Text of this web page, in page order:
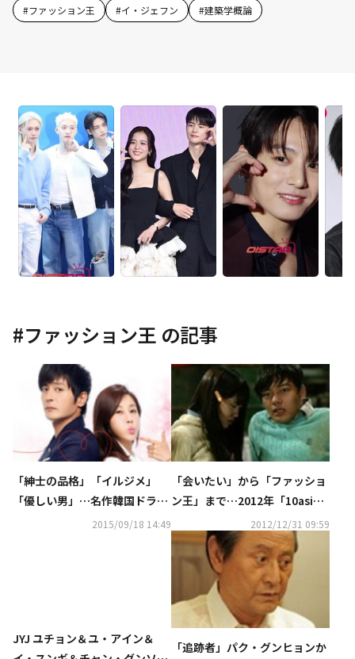
#ファッション王 #イ・ジェフン #建築学概論
#ファッション王 の記事
「紳士の品格」「イルジメ」
「優しい男」…名作韓国ドラマ
13作品のDVD-BOXが￥5,000
2015/09/18 14:49
「会いたい」から「ファッショ
ン王」まで…2012年「10asi
a」アワード“今年のNo Thank
you！”
2012/12/31 09:59
JYJ ユチョン＆ユ・アイン＆
「追跡者」パク・グンヒョンか